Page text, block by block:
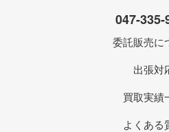
047-335-
委託販売に
出張対
買取実績
よくある